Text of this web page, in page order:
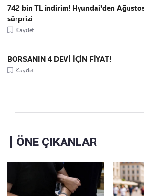
742 bin TL indirim! Hyundai'den
sürprizi
Kaydet
BORSANIN 4 DEVİ İÇİN FİYAT!
Kaydet
ÖNE ÇIKANLAR